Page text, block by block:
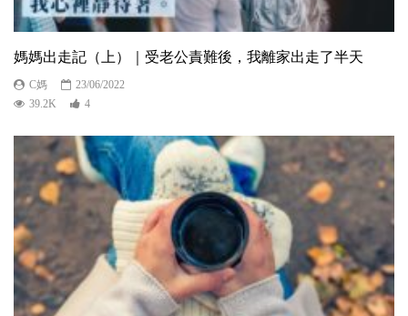
媽媽出走記（上）｜受老公責難後，我離家出走了半天
C媽
23/06/2022
39.2K
4